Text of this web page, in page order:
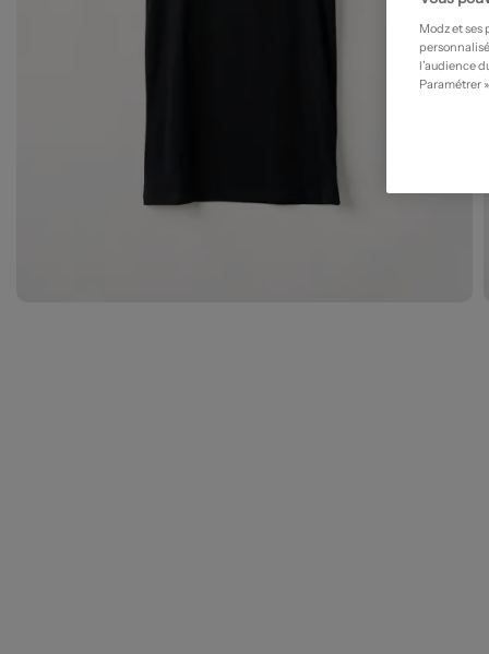
Modz et
l’audience
Paramétrer